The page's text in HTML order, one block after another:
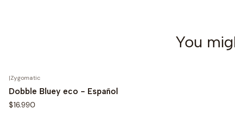
You
|Zygomatic
Dobble Bluey eco - Español
$16.990